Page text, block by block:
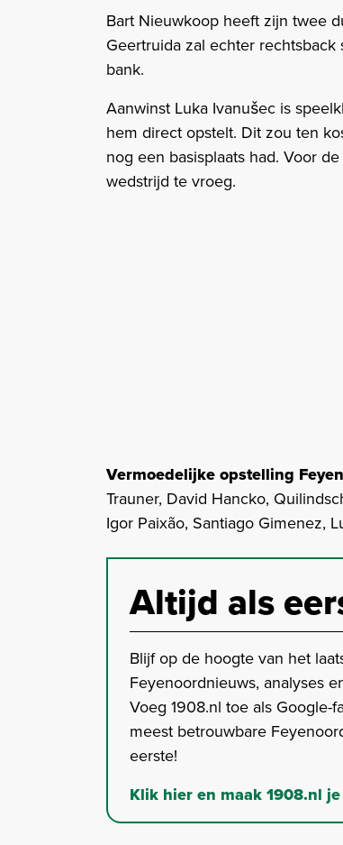
Bart Nieuwkoop heeft zijn twee
Geertruida zal echter
bank.
Aanwinst Luka Ivanušec is
hem direct opstelt. Dit zou ten
nog een basisplaats had. Voor
wedstrijd te vroeg.
Vermoedelijke opstelling
Trauner, David Hancko,
Igor Paixão, Santiago Gimenez,
Altijd als
Blijf op de hoogte van het
Feyenoordnieuws, analyses
Voeg 1908.nl toe als Google-
meest betrouwbare
eerste!
Klik hier en maak 1908.nl je